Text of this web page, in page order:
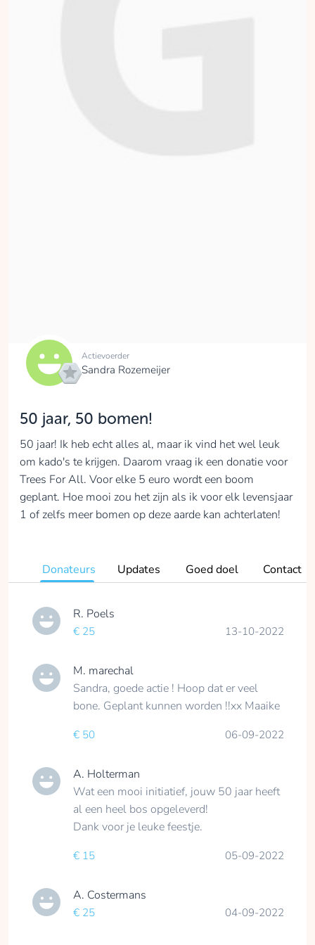
Actievoerder
Sandra Rozemeijer
50 jaar, 50 bomen!
50 jaar! Ik heb echt alles al, maar ik vind het wel leuk
om kado's te krijgen. Daarom vraag ik een donatie voor
Trees For All. Voor elke 5 euro wordt een boom
geplant. Hoe mooi zou het zijn als ik voor elk levensjaar
1 of zelfs meer bomen op deze aarde kan achterlaten!
Donateurs Updates Goed doel Contact
R. Poels
€ 25 13-10-2022
M. marechal
Sandra, goede actie ! Hoop dat er veel
bone. Geplant kunnen worden !!xx Maaike
€ 50 06-09-2022
A. Holterman
Wat een mooi initiatief, jouw 50 jaar heeft
al een heel bos opgeleverd!
Dank voor je leuke feestje.
€ 15 05-09-2022
A. Costermans
€ 25 04-09-2022